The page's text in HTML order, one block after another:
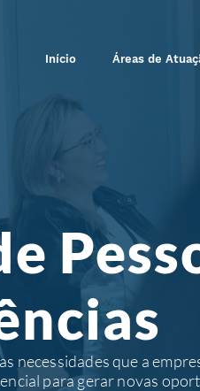
Início Áreas de
necessidades que a
para gerar novas